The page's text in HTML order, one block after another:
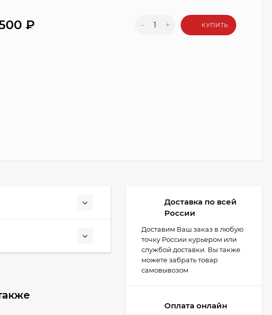
₽ - + КУПИТЬ
Доставка по всей
России
Доставим Ваш заказ в любую
точку России курьером или
службой доставки. Вы также
можете забрать товар
самовывозом
Оплата онлайн